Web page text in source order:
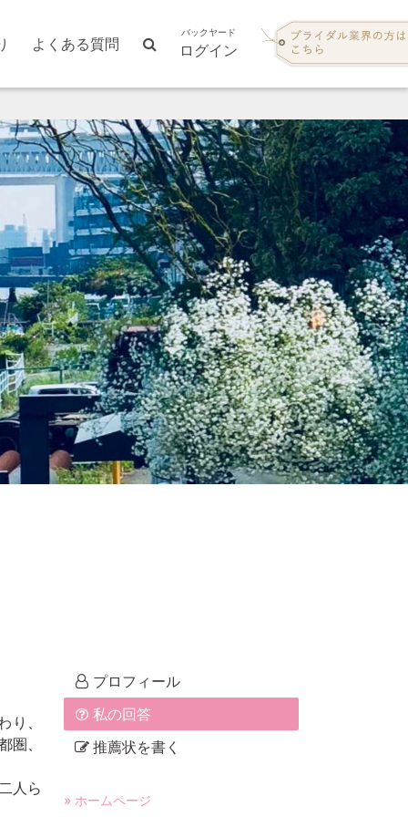
よくある質問
バックヤード
ログイン
、
圏、
人ら
プロフィール
私の回答
推薦状を書く
» ホームページ